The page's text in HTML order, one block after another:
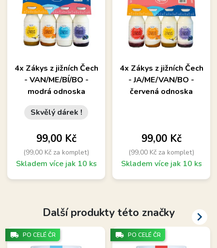
4x Zákys z jižních Čech
- VAN/ME/BÍ/BO -
modrá odnoska
Skvělý dárek !
Cena
99,00 Kč
(99,00 Kč za komplet)
Skladem více jak 10 ks
4x Zákys z jižních Čech
- JA/ME/VAN/BO -
červená odnoska
Cena
99,00 Kč
(99,00 Kč za komplet)
Skladem více jak 10 ks
Další produkty této značky
local_shipping PO CELÉ ČR local_shipping PO CELÉ ČR
